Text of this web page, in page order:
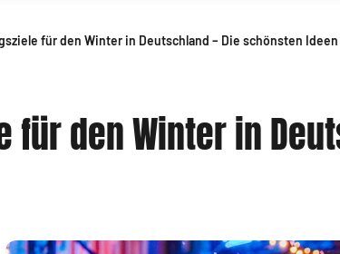
für den Winter in Deutschland – Die schönsten
für den Winter in